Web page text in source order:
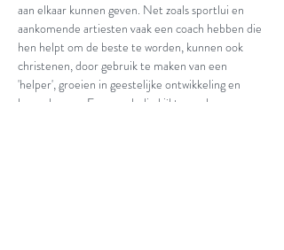
aan elkaar kunnen geven. Net zoals sportlui en
aankomende artiesten vaak een coach hebben die
hen helpt om de beste te worden, kunnen ook
christenen, door gebruik te maken van een
'helper', groeien in geestelijke ontwikkeling en
levenskeuzes. Een coach die kijkt waar hun